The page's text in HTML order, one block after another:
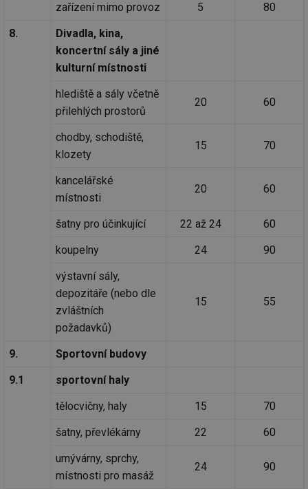
zařízení mimo provoz
5
80
8.
Divadla, kina,
koncertní sály a jiné
kulturní místnosti
hlediště a sály včetně
přilehlých prostorů
20 60
chodby, schodiště,
klozety
15 70
kancelářské
místnosti
20 60
šatny pro účinkující 22 až 24
60
koupelny
24
90
výstavní sály,
depozitáře (nebo dle
zvláštních
požadavků)
15 55
9.
Sportovní budovy
9.1
sportovní haly
tělocvičny, haly
15
70
šatny, převlékárny
22
60
umývárny, sprchy,
místnosti pro masáž
24 90